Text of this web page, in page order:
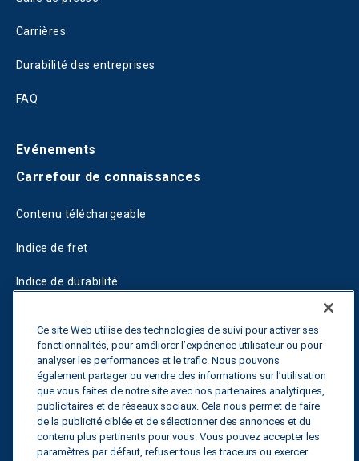
Carrières
Durabilité des entreprises
FAQ
Evénements
Carrefour de connaissances
Contenu téléchargeable
Indice de fret
Indice de durabilité
Guides
Fuel Savings Calculator
Calculateur d'optimisation des transports
Suivi des tarifs
Ce site Web utilise des technologies de suivi pour activer ses
fonctionnalités, pour améliorer l’expérience utilisateur ou pour
analyser les performances et le trafic. Nous pouvons
également partager ou vendre des informations sur l’utilisation
que vous faites de notre site avec nos partenaires analytiques,
publicitaires et de réseaux sociaux. Cela nous permet de faire
de la publicité ciblée et de sélectionner des annonces et du
contenu plus pertinents pour vous. Vous pouvez accepter les
paramètres par défaut, refuser tous les traceurs ou exercer